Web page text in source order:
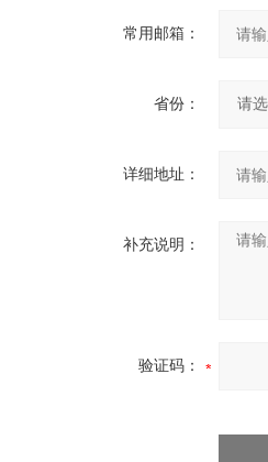
常用邮箱：
省份：
详细地址：
补充说明：
验证码：